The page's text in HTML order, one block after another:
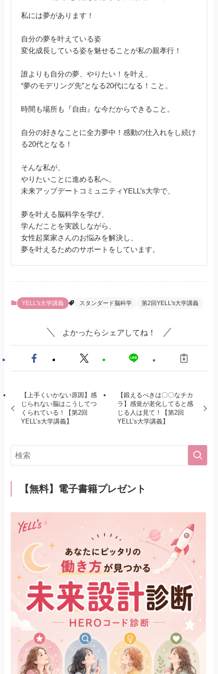
私には夢があります！
自分の夢を叶えている姿
変化成長している姿を魅せることが私の親孝行！
誰よりも自分の夢、やりたい！を叶え、
“夢のモデリング先”となる20代になる！こと。
時間も場所も『自由』な今だからできること。
自分の好きなことに全力夢中！感動の仕入れをし続け
る20代となる！
そんな私が、
やりたいことに進める私へ。
未来アップデートコミュニティYELL’s大学で、
夢を叶える脳科学を学び、
学んだことを実践しながら、
女性起業家さんのお悩みを解決し、
夢を叶えるためのサポートをしています。
YELL's大学講義 スタンダード脳科学 第2回YELL's大学講義
よかったらシェアしてね！
【上手くいかない原因】感
じられない脳はこうしてつ
くられている！【第2回
YELL’s大学講義】
【鍛えるべきは〇〇なチカ
ラ】感覚が老化してると感
じる人は見て！【第2回
YELL’s大学講義】
【無料】電子書籍プレゼント